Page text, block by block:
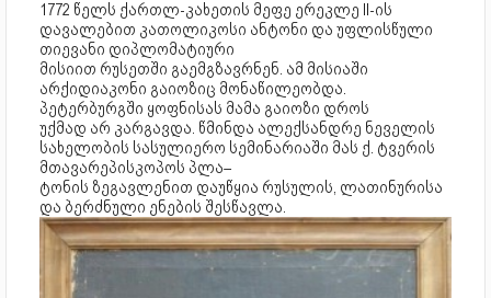
1772 წელს ქართლ-კახეთის მეფე ერეკლე II-ის
დავალებით კათოლიკოსი ანტონი და უფლისწული
თიევანი დიპლომატიური
მისიით რუსეთში გაემგზავრნენ. ამ მისიაში
არქიდიაკონი გაიოზიც მონაწილეობდა.
პეტერბურგში ყოფნისას მამა გაიოზი დროს
უქმად არ კარგავდა. წმინდა ალექსანდრე ნეველის
სახელობის სასულიერო სემინარიაში მას ქ. ტვერის
მთავარეპისკოპოს პლა–
ტონის ზეგავლენით დაუწყია რუსულის, ლათინურისა
და ბერძნული ენების შესწავლა.